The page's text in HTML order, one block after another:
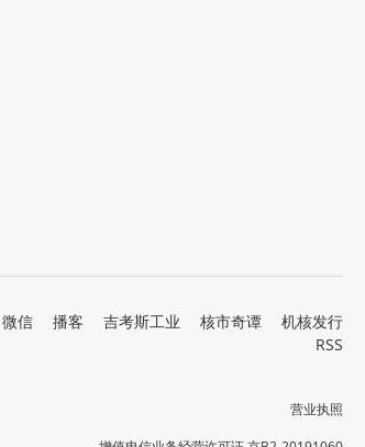
微信 播客 吉考斯工业 核市奇谭
机核发行
RSS
营业执照